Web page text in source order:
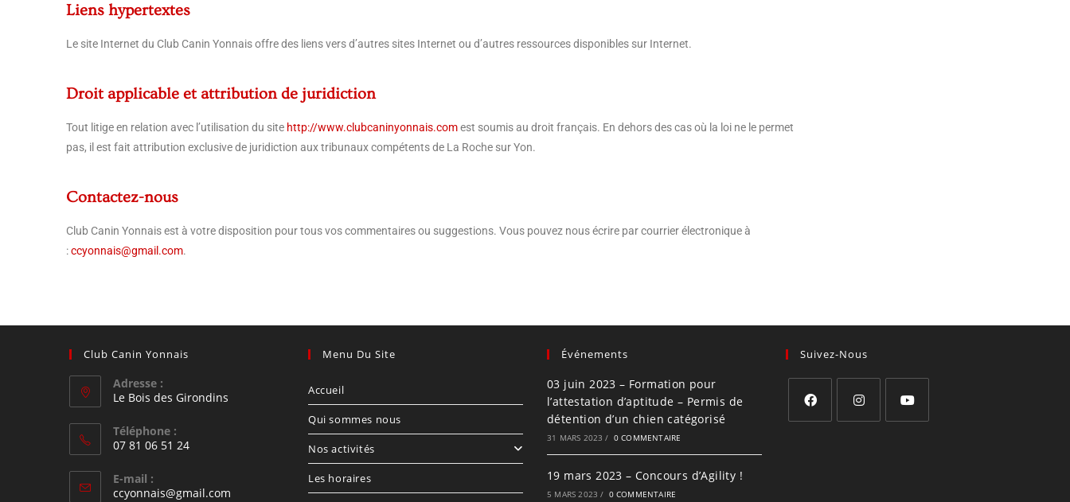
Liens hypertextes
Le site Internet du Club Canin Yonnais offre des liens vers d’autres sites Internet ou d’autres ressources disponibles sur Internet.
Droit applicable et attribution de juridiction
Tout litige en relation avec l’utilisation du site http://www.clubcaninyonnais.comest soumis au droit français. En dehors des cas où la loi ne le permet
pas, il est fait attribution exclusive de juridiction aux tribunaux compétents de La Roche sur Yon.
Contactez-nous
Club Canin Yonnais est à votre disposition pour tous vos commentaires ou suggestions. Vous pouvez nous écrire par courrier électronique à
:ccyonnais@gmail.com.
Club Canin Yonnais
Adresse :
Le Bois des Girondins
Téléphone :
07 81 06 51 24
E-mail :
ccyonnais@gmail.com
Menu Du Site
Accueil
Qui sommes nous
Nos activités
Les horaires
Événements
03 juin 2023 – Formation pour
l’attestation d’aptitude – Permis de
détention d’un chien catégorisé
31 MARS 2023 / 0 COMMENTAIRE
19 mars 2023 – Concours d’Agility !
5 MARS 2023 / 0 COMMENTAIRE
Suivez-Nous